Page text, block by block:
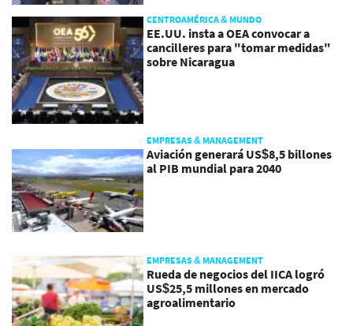
CENTROAMÉRICA & MUNDO
EE.UU. insta a OEA convocar a
cancilleres para "tomar medidas"
sobre Nicaragua
EMPRESAS & MANAGEMENT
Aviación generará US$8,5 billones
al PIB mundial para 2040
EMPRESAS & MANAGEMENT
Rueda de negocios del IICA logró
US$25,5 millones en mercado
agroalimentario